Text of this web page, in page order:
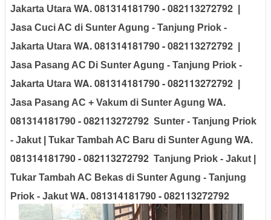
Jakarta Utara WA. 081314181790 - 082113272792
Jasa Cuci AC di Sunter Agung - Tanjung Priok -
Jakarta Utara WA. 081314181790 - 082113272792
Jasa Pasang AC Di Sunter Agung - Tanjung Priok -
Jakarta Utara WA. 081314181790 - 082113272792
Jasa Pasang AC + Vakum di Sunter Agung WA.
081314181790 - 082113272792 Sunter - Tanjung Priok
- Jakut | Tukar Tambah AC Baru di Sunter Agung WA.
081314181790 - 082113272792 Tanjung Priok - Jakut |
Tukar Tambah AC Bekas di Sunter Agung - Tanjung
Priok - Jakut WA. 081314181790 - 082113272792